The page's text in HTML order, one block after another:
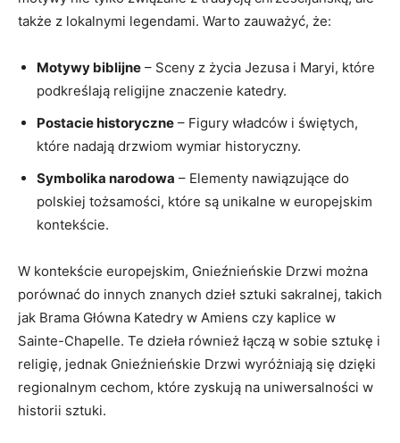
także z lokalnymi ⁤legendami. Warto zauważyć, że:
Motywy biblijne – Sceny ‌z życia Jezusa i Maryi, które
podkreślają‌ religijne ‌znaczenie katedry.
Postacie historyczne – Figury władców i świętych,
które nadają drzwiom wymiar historyczny.
Symbolika narodowa – Elementy nawiązujące do
polskiej tożsamości, które są unikalne w europejskim
kontekście.
W kontekście europejskim, Gnieźnieńskie Drzwi można
porównać do innych znanych dzieł sztuki sakralnej,⁤ takich
jak Brama Główna Katedry⁤ w Amiens czy kaplice w
Sainte-Chapelle. Te​ dzieła również⁤ łączą w⁢ sobie sztukę i
religię, jednak Gnieźnieńskie Drzwi wyróżniają się dzięki
regionalnym cechom, które zyskują na uniwersalności w
historii sztuki.